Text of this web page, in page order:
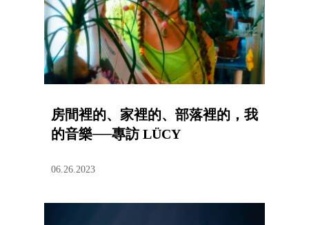
房間裡的、家裡的、部落裡的，我
的音樂──專訪 LÜCY
06.26.2023